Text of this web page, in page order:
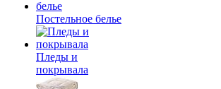
Постельное белье
Пледы и
покрывала